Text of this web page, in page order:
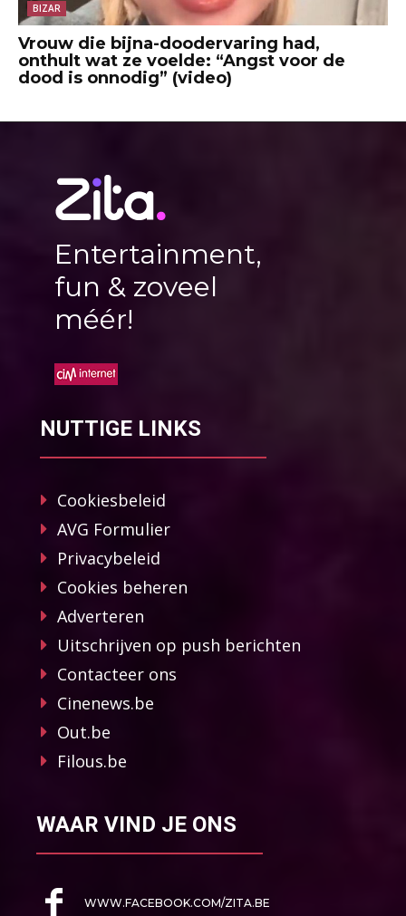
BIZAR
Vrouw die bijna-doodervaring had,
onthult wat ze voelde: “Angst voor de
dood is onnodig” (video)
Entertainment,
fun & zoveel
méér!
NUTTIGE LINKS
Cookiesbeleid
AVG Formulier
Privacybeleid
Cookies beheren
Adverteren
Uitschrijven op push berichten
Contacteer ons
Cinenews.be
Out.be
Filous.be
WAAR VIND JE ONS
WWW.FACEBOOK.COM/ZITA.BE